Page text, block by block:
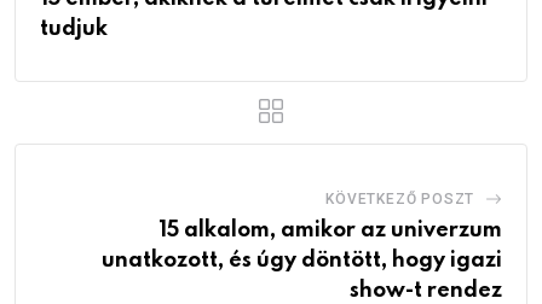
tudjuk
KÖVETKEZŐ POSZT
15 alkalom, amikor az univerzum
unatkozott, és úgy döntött, hogy igazi
show-t rendez